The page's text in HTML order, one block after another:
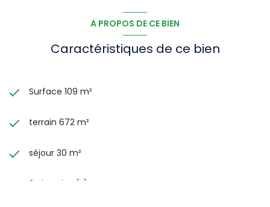
A PROPOS DE CE BIEN
Caractéristiques de ce bien
Surface 109 m²
terrain 672 m²
séjour 30 m²
3 chambre(s)